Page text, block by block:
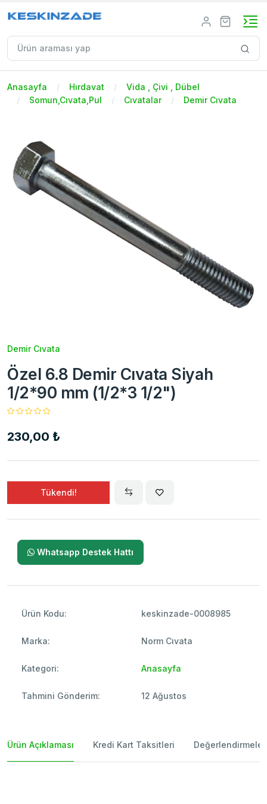
Anasayfa Hırdavat
Vida , Çivi , Dübel
Somun,Cıvata,Pul
Cıvatalar Demir Cıvata
Demir Cıvata
Özel 6.8 Demir Cıvata Siyah
1/2*90 mm (1/2*3 1/2")
230,00 ₺
Tükendi!
Whatsapp Destek Hattı
Ürün Kodu: keskinzade-0008985
Marka: Norm Cıvata
Kategori: Anasayfa
Tahmini Gönderim: 12 Ağustos
Ürün Açıklaması Kredi Kart Taksitleri Değerlendirmeler